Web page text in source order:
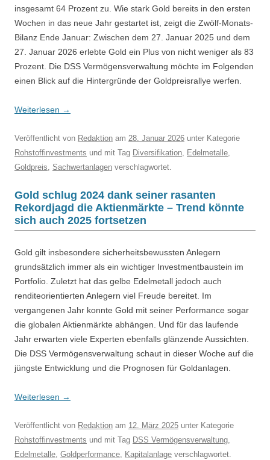
insgesamt 64 Prozent zu. Wie stark Gold bereits in den ersten
Wochen in das neue Jahr gestartet ist, zeigt die Zwölf-Monats-
Bilanz Ende Januar: Zwischen dem 27. Januar 2025 und dem
27. Januar 2026 erlebte Gold ein Plus von nicht weniger als 83
Prozent. Die DSS Vermögensverwaltung möchte im Folgenden
einen Blick auf die Hintergründe der Goldpreisrallye werfen.
Weiterlesen →
Veröffentlicht von Redaktion am 28. Januar 2026 unter Kategorie
Rohstoffinvestments und mit Tag Diversifikation, Edelmetalle,
Goldpreis, Sachwertanlagen verschlagwortet.
Gold schlug 2024 dank seiner rasanten
Rekordjagd die Aktienmärkte – Trend könnte
sich auch 2025 fortsetzen
Gold gilt insbesondere sicherheitsbewussten Anlegern
grundsätzlich immer als ein wichtiger Investmentbaustein im
Portfolio. Zuletzt hat das gelbe Edelmetall jedoch auch
renditeorientierten Anlegern viel Freude bereitet. Im
vergangenen Jahr konnte Gold mit seiner Performance sogar
die globalen Aktienmärkte abhängen. Und für das laufende
Jahr erwarten viele Experten ebenfalls glänzende Aussichten.
Die DSS Vermögensverwaltung schaut in dieser Woche auf die
jüngste Entwicklung und die Prognosen für Goldanlagen.
Weiterlesen →
Veröffentlicht von Redaktion am 12. März 2025 unter Kategorie
Rohstoffinvestments und mit Tag DSS Vermögensverwaltung,
Edelmetalle, Goldperformance, Kapitalanlage verschlagwortet.